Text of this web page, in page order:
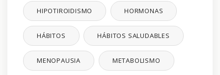
HIPOTIROIDISMO HORMONAS
HÁBITOS HÁBITOS SALUDABLES
MENOPAUSIA METABOLISMO